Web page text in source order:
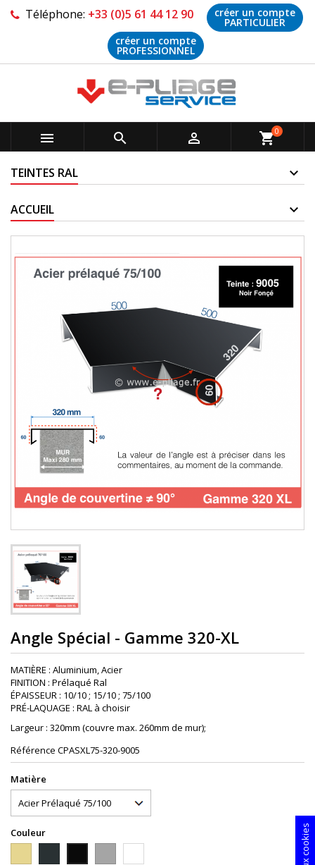
Téléphone: +33 (0)5 61 44 12 90 créer un compte
PARTICULIER
créer un compte
PROFESSIONNEL
   shopping_cart0
TEINTES RAL
ACCUEIL
Angle Spécial - Gamme 320-XL
MATIÈRE : Aluminium, Acier
FINITION : Prélaqué Ral
ÉPAISSEUR : 10/10 ; 15/10 ; 75/100
PRÉ-LAQUAGE : RAL à choisir
Largeur : 320mm (couvre max. 260mm de mur);
Référence CPASXL75-320-9005
Matière
Couleur